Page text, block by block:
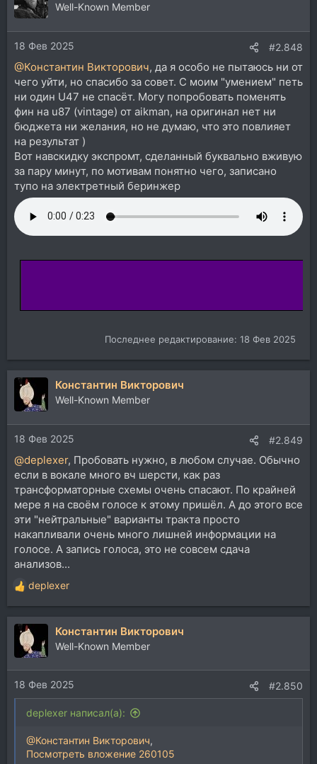
Well-Known Member
18 Фев 2025 #2.848
@Константин Викторович, да я особо не пытаюсь ни от
чего уйти, но спасибо за совет. С моим "умением" петь
ни один U47 не спасёт. Могу попробовать поменять
фин на u87 (vintage) от aikman, на оригинал нет ни
бюджета ни желания, но не думаю, что это повлияет
на результат )
Вот навскидку экспромт, сделанный буквально вживую
за пару минут, по мотивам понятно чего, записано
тупо на электретный беринжер
Последнее редактирование: 18 Фев 2025
Константин Викторович
Well-Known Member
18 Фев 2025 #2.849
@deplexer, Пробовать нужно, в любом случае. Обычно
если в вокале много вч шерсти, как раз
трансформаторные схемы очень спасают. По крайней
мере я на своём голосе к этому пришёл. А до этого все
эти "нейтральные" варианты тракта просто
накапливали очень много лишней информации на
голосе. А запись голоса, это не совсем сдача
анализов...
Р
е
а
ц
и
и
:
deplexer
Константин Викторович
Well-Known Member
18 Фев 2025 #2.850
deplexer написал(а):
@Константин Викторович,
Посмотреть вложение 260105